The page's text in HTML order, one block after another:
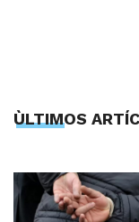
ÙLTIMOS